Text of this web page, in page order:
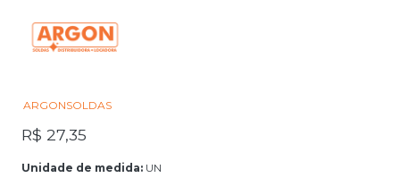
ARGONSOLDAS
R$ 27,35
Unidade de medida: UN